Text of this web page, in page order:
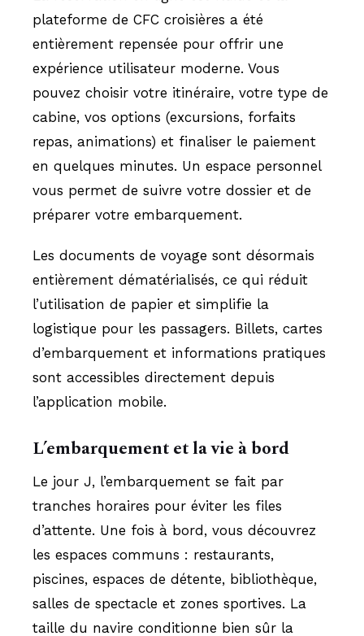
plateforme de CFC croisières a été
entièrement repensée pour offrir une
expérience utilisateur moderne. Vous
pouvez choisir votre itinéraire, votre type de
cabine, vos options (excursions, forfaits
repas, animations) et finaliser le paiement
en quelques minutes. Un espace personnel
vous permet de suivre votre dossier et de
préparer votre embarquement.
Les documents de voyage sont désormais
entièrement dématérialisés, ce qui réduit
l’utilisation de papier et simplifie la
logistique pour les passagers. Billets, cartes
d’embarquement et informations pratiques
sont accessibles directement depuis
l’application mobile.
L’embarquement et la vie à bord
Le jour J, l’embarquement se fait par
tranches horaires pour éviter les files
d’attente. Une fois à bord, vous découvrez
les espaces communs : restaurants,
piscines, espaces de détente, bibliothèque,
salles de spectacle et zones sportives. La
taille du navire conditionne bien sûr la